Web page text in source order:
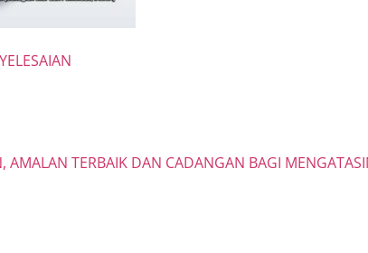
TERBAIK DAN CADANGAN BAGI